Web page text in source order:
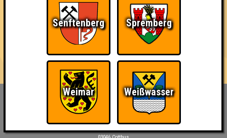
42
8. The Smartinis
12
Inhaber & Geschäftsführer:
Senftenberg Spremberg
Weimar Weißwasser